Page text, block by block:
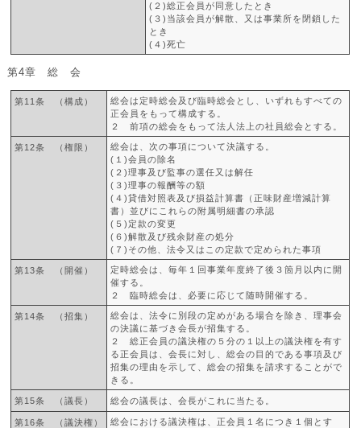
(２)総正会員が同意したとき
(３)当該会員が解散、又は事業所を閉鎖した
とき
(４)死亡
第4章 総 会
第11条 （構成）
総会は定時総会及び臨時総会とし、いずれもすべての
正会員をもって構成する。
２ 前項の総会をもって法人法上の社員総会とする。
第12条 （権限）
総会は、次の事項について決議する。
(１)会員の除名
(２)理事及び監事の選任又は解任
(３)理事の報酬等の額
(４)貸借対照表及び損益計算書（正味財産増減計算
書）並びにこれらの附属明細書の承認
(５)定款の変更
(６)解散及び残余財産の処分
(７)その他、法令又はこの定款で定められた事項
第13条 （開催）
定時総会は、毎年１回事業年度終了後３箇月以内に開
催する。
２ 臨時総会は、必要に応じて随時開催する。
第14条 （招集）
総会は、法令に別段の定めがある場合を除き、理事会
の決議に基づき会長が招集する。
２ 総正会員の議決権の５分の１以上の議決権を有す
る正会員は、会長に対し、総会の目的である事項及び
招集の理由を示して、総会の招集を請求することがで
きる。
第15条 （議長） 総会の議長は、会長がこれに当たる。
第16条 （議決権）
総会における議決権は、正会員１名につき１個とす